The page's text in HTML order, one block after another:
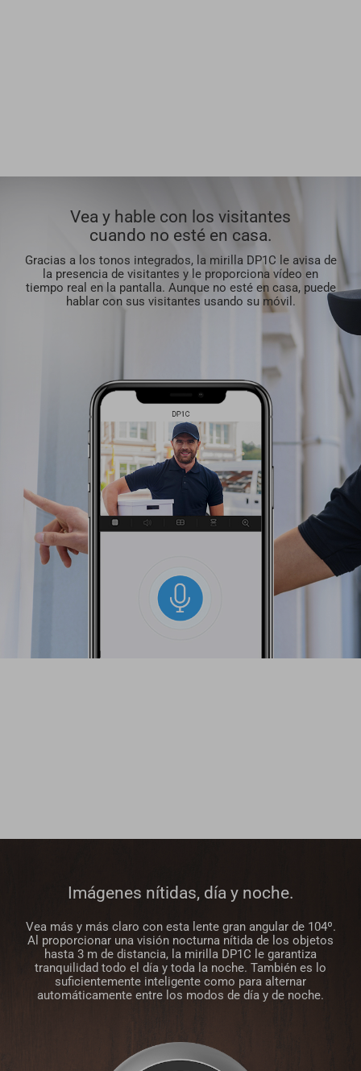
Vea y hable con los visitantes
cuando no esté en casa.
Gracias a los tonos integrados, la mirilla DP1C le avisa de
la presencia de visitantes y le proporciona vídeo en
tiempo real en la pantalla. Aunque no esté en casa, puede
hablar con sus visitantes usando su móvil.
Imágenes nítidas, día y noche.
Vea más y más claro con esta lente gran angular de 104º.
Al proporcionar una visión nocturna nítida de los objetos
hasta 3 m de distancia, la mirilla DP1C le garantiza
tranquilidad todo el día y toda la noche. También es lo
suficientemente inteligente como para alternar
automáticamente entre los modos de día y de noche.